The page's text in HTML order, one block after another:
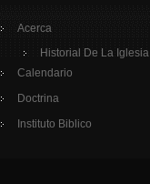
Acerca
Historial De La Iglesia
Calendario
Doctrina
Instituto Biblico